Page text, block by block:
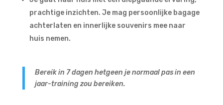
prachtige inzichten. Je mag persoonlijke bagage
achterlaten en innerlijke souvenirs mee naar
huis nemen.
Bereik in 7 dagen hetgeen je normaal pas in een
jaar-training zou bereiken.